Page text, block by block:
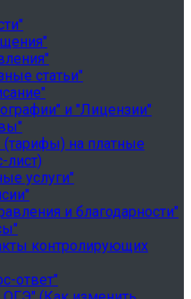
статьи"
и "Лицензии"
на платные
лист)
услуги"
и благодарности"
контролирующих
ответ"